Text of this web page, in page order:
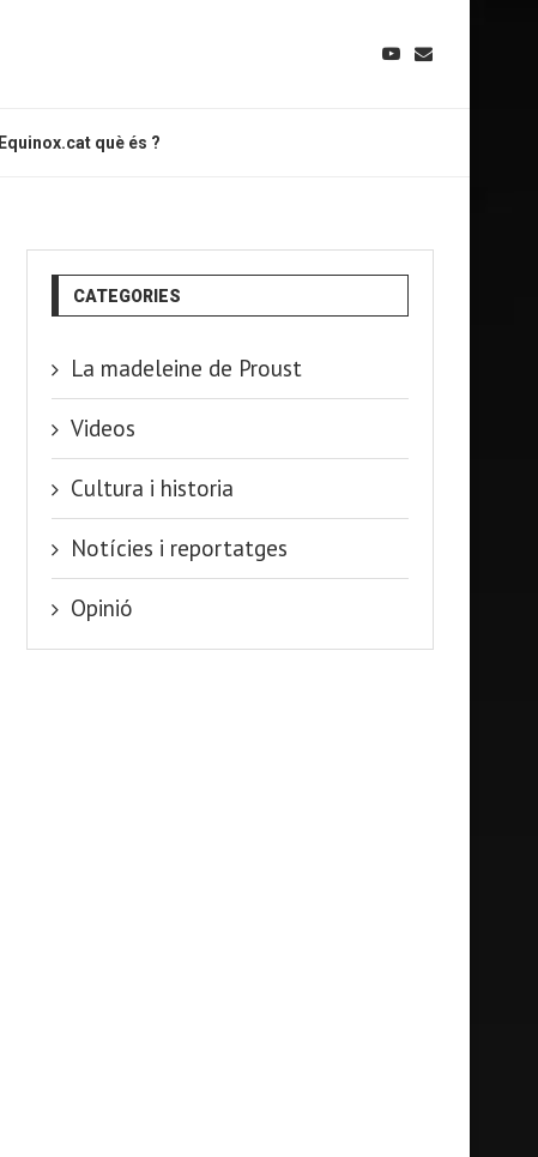
Equinox.cat què és ?
CATEGORIES
La madeleine de Proust
Videos
Cultura i historia
Notícies i reportatges
Opinió